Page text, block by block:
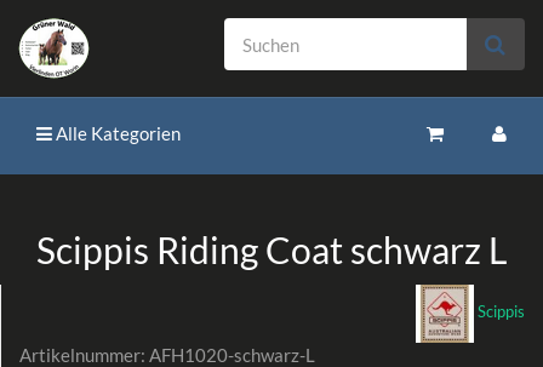
Alle Kategorien
Scippis Riding Coat schwarz L
Scippis
Artikelnummer: AFH1020-schwarz-L